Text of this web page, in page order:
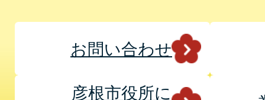
お問い合わせ
彦根市役所に